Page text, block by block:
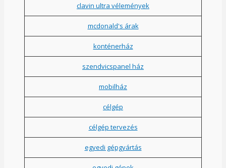
clavin ultra vélemények
mcdonald's árak
konténerház
szendvicspanel ház
mobilház
célgép
célgép tervezés
egyedi gépgyártás